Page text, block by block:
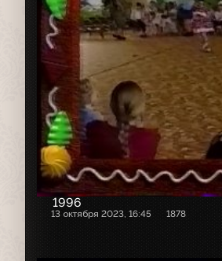
1996
13 октября 2023, 16:45 1878